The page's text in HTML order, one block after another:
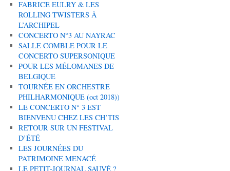
FABRICE EULRY & LES
ROLLING TWISTERS À
L’ARCHIPEL
CONCERTO N°3 AU NAYRAC
SALLE COMBLE POUR LE
CONCERTO SUPERSONIQUE
POUR LES MÉLOMANES DE
BELGIQUE
TOURNÉE EN ORCHESTRE
PHILHARMONIQUE (oct 2018))
LE CONCERTO N° 3 EST
BIENVENU CHEZ LES CH’TIS
RETOUR SUR UN FESTIVAL
D’ÉTÉ
LES JOURNÉES DU
PATRIMOINE MENACÉ
LE PETIT-JOURNAL SAUVÉ ?